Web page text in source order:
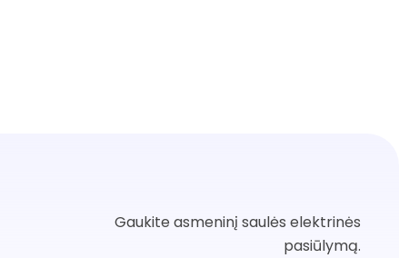
Gaukite asmeninį saulės elektrinės
pasiūlymą.